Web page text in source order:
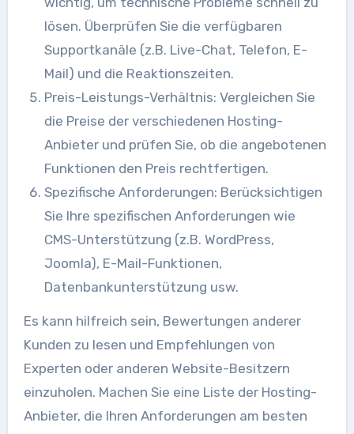
lösen. Überprüfen Sie die verfügbaren
Supportkanäle (z.B. Live-Chat, Telefon, E-
Mail) und die Reaktionszeiten.
Preis-Leistungs-Verhältnis: Vergleichen Sie
die Preise der verschiedenen Hosting-
Anbieter und prüfen Sie, ob die angebotenen
Funktionen den Preis rechtfertigen.
Spezifische Anforderungen: Berücksichtigen
Sie Ihre spezifischen Anforderungen wie
CMS-Unterstützung (z.B. WordPress,
Joomla), E-Mail-Funktionen,
Datenbankunterstützung usw.
Es kann hilfreich sein, Bewertungen anderer
Kunden zu lesen und Empfehlungen von
Experten oder anderen Website-Besitzern
einzuholen. Machen Sie eine Liste der Hosting-
Anbieter, die Ihren Anforderungen am besten